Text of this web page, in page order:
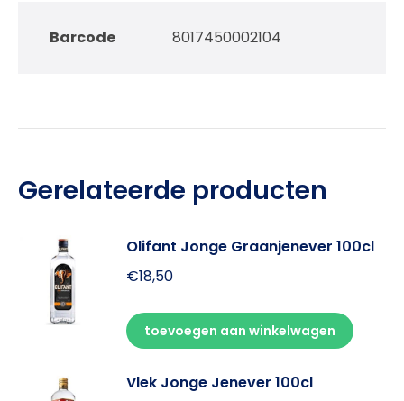
Barcode 8017450002104
Gerelateerde producten
Olifant Jonge Graanjenever 100cl
€18,50
toevoegen aan winkelwagen
Vlek Jonge Jenever 100cl